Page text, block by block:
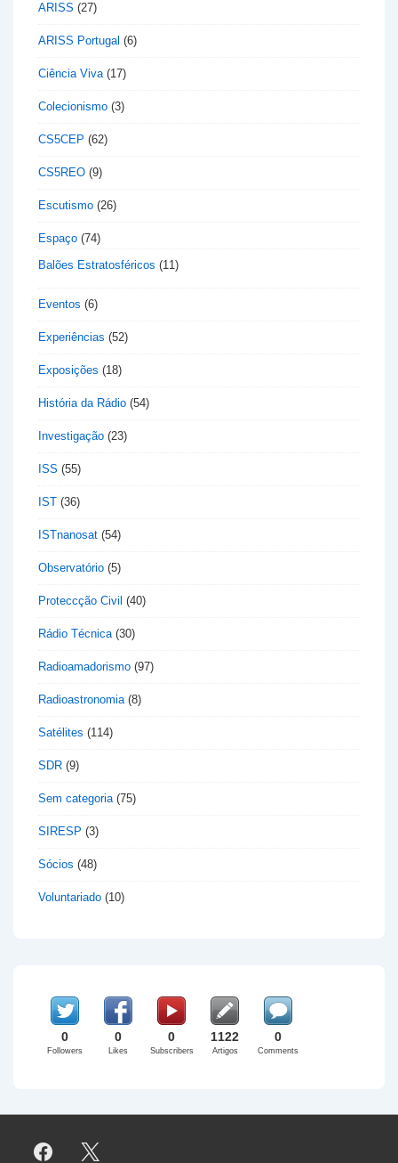
ARISS (27)
ARISS Portugal (6)
Ciência Viva(17)
Colecionismo (3)
CS5CEP (62)
CS5REO (9)
Escutismo (26)
Espaço (74)
Balões Estratosféricos (11)
Eventos (6)
Experiências (52)
Exposições (18)
História da Rádio (54)
Investigação (23)
ISS (55)
IST (36)
ISTnanosat (54)
Observatório (5)
Proteccção Civil (40)
Rádio Técnica(30)
Radioamadorismo (97)
Radioastronomia(8)
Satélites (114)
SDR (9)
Sem categoria(75)
SIRESP (3)
Sócios (48)
Voluntariado (10)
0
Followers
0
Likes
0
Subscribers
1122
Artigos
0
Comments